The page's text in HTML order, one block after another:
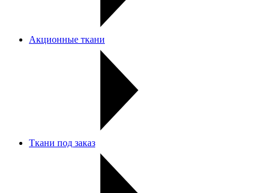
Акционные ткани
Ткани под заказ